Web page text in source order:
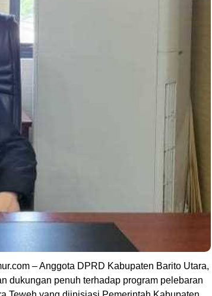
– Anggota DPRD Kabupaten Barito Utara,
dukungan penuh terhadap program pelebaran